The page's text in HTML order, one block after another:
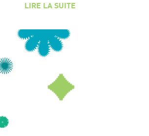
LIRE LA SUITE